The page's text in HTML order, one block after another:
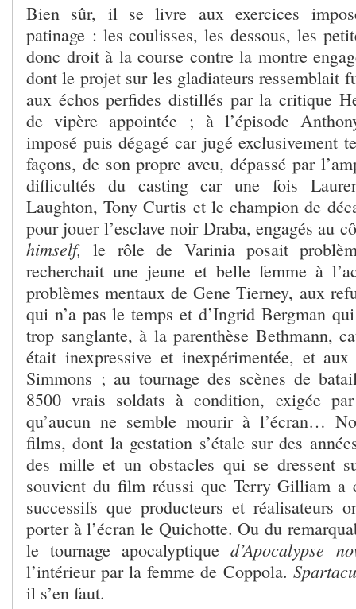
Bien sûr, il se livre aux exercices
patinage : les coulisses, les dessous, les
donc droit à la course contre la montre
dont le projet sur les gladiateurs ressemblait
aux échos perfides distillés par la critique
de vipère appointée ; à l’épisode
imposé puis dégagé car jugé exclusivement
façons, de son propre aveu, dépassé par
difficultés du casting car une fois
Laughton, Tony Curtis et le champion de
pour jouer l’esclave noir Draba, engagés au
himself, le rôle de Varinia posait
recherchait une jeune et belle femme à
problèmes mentaux de Gene Tierney, aux
qui n’a pas le temps et d’Ingrid Bergman
trop sanglante, à la parenthèse Bethmann,
était inexpressive et inexpérimentée, et
Simmons ; au tournage des scènes de
8500 vrais soldats à condition, exigée
qu’aucun ne semble mourir à l’écran…
films, dont la gestation s’étale sur des
des mille et un obstacles qui se dressent
souvient du film réussi que Terry Gilliam a
successifs que producteurs et réalisateurs
porter à l’écran le Quichotte. Ou du
le tournage apocalyptiqued’Apocalypse
l’intérieur par la femme de Coppola.
il s’en faut.